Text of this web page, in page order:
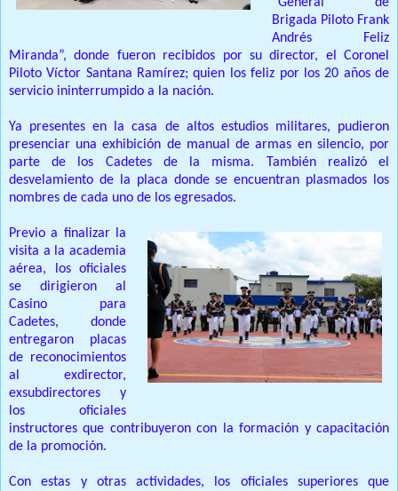
“General de
Brigada Piloto Frank
Andrés Feliz
Miranda”, donde fueron recibidos por su director, el Coronel
Piloto Víctor Santana Ramírez;quien los feliz por los 20 años de
servicio ininterrumpido a la nación.
Ya presentes en la casa de altos estudios militares, pudieron
presenciar una exhibición de manual de armas en silencio, por
parte de los Cadetes de la misma. También realizó el
desvelamiento de la placa donde se encuentran plasmados los
nombres de cada uno de los egresados.
Previo a finalizar la
visita a la academia
aérea, los oficiales
se dirigieron al
Casino para
Cadetes, donde
entregaron placas
de reconocimientos
al exdirector,
exsubdirectores y
los oficiales
instructores que contribuyeron con la formación y capacitación
de la promoción.
Con estas y otras actividades, los oficiales superiores que